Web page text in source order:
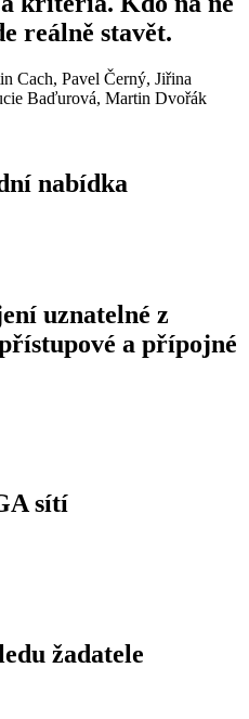
reálně stavět.
Cach, Pavel Černý, Jiřina
Baďurová, Martin Dvořák
nabídka
uznatelné z
a přípojné
sítí
žadatele